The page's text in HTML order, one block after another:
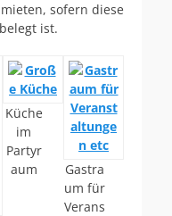
mieten, sofern diese
ist.
Küche
im
Partyr
aum
Gastra
um für
Verans